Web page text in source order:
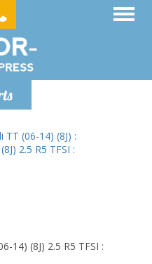
TT (06-14) (8J) :
2.5 R5 TFSI :
14) (8J) 2.5 R5 TFSI :